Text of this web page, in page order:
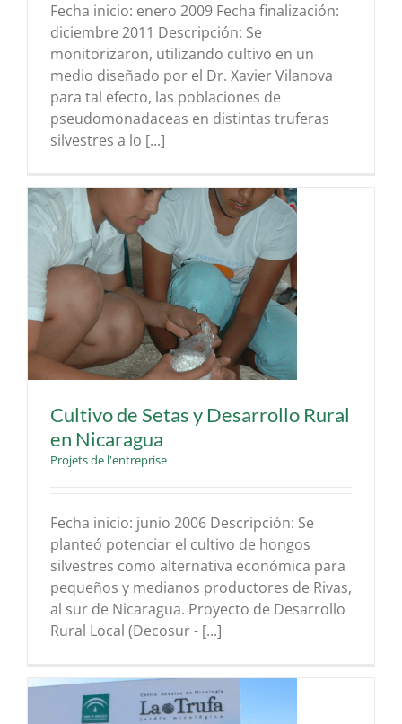
Fecha inicio: enero 2009 Fecha finalización:
diciembre 2011 Descripción: Se
monitorizaron, utilizando cultivo en un
medio diseñado por el Dr. Xavier Vilanova
para tal efecto, las poblaciones de
pseudomonadaceas en distintas truferas
silvestres a lo [...]
Cultivo de Setas y Desarrollo Rural
en Nicaragua
Projets de l'entreprise
Fecha inicio: junio 2006 Descripción: Se
planteó potenciar el cultivo de hongos
silvestres como alternativa económica para
pequeños y medianos productores de Rivas,
al sur de Nicaragua. Proyecto de Desarrollo
Rural Local (Decosur - [...]